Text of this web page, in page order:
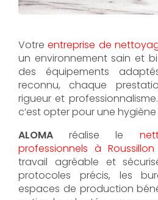
Votreentreprise de
un environnement sain et
des équipements
reconnu, chaque
rigueur et
c’est opter pour une
ALOMAréalise le
professionnels à Roussillon
travail agréable et
protocoles précis, les
espaces de production